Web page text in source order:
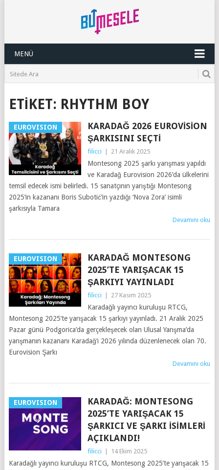
MENÜ
ETIKET: RHYTHM BOY
EUROVISION
KARADAĞ 2026 EUROVISION
ŞARKISINI SEÇTI
filicci 21 Aralık 2025
Montesong 2025 şarkı yarışması yapıldı
ve Karadağ Eurovision 2026’da ülkelerini
temsil edecek ismi belirledi. 15 sanatçının yarıştığı Montesong
2025’in kazananı Boris Subotić’in yazdığı ‘Nova Zora’ isimli
şarkısıyla Tamara
Devamını oku
EUROVISION
KARADAĞ MONTESONG
2025’TE YARIŞACAK 15
ŞARKIYI YAYINLADI
filicci 27 Kasım 2025
Karadağlı yayıncı kuruluşu RTCG,
Montesong 2025’te yarışacak 15 şarkıyı yayınladı. 21 Aralık 2025
Pazar günü Podgorica’da gerçekleşecek olan Ulusal Yarışma’da
yarışmanın kazananı Karadağ’ı 2026 yılında düzenlenecek olan 70.
Eurovision Şarkı
Devamını oku
EUROVISION
KARADAĞ: MONTESONG
2025’TE YARIŞACAK 15
ŞARKICI VE ŞARKI İSIMLERI
AÇIKLANDI!
filicci 14 Ekim 2025
Karadağlı yayıncı kuruluşu RTCG, Montesong 2025’te yarışacak 15